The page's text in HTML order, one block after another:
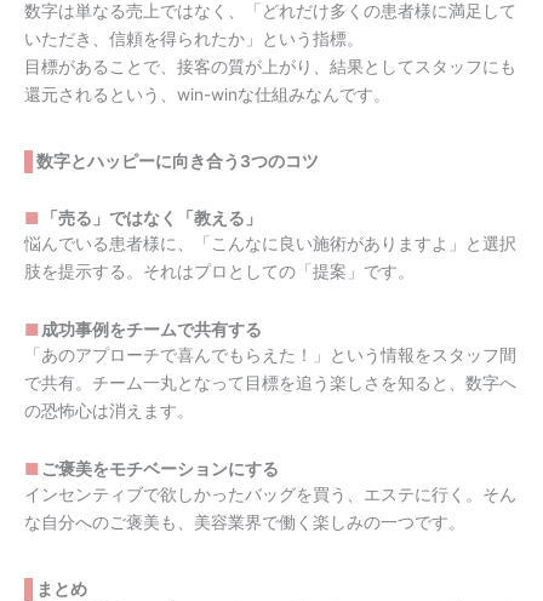
数字は単なる売上ではなく、「どれだけ多くの患者様に満足して
いただき、信頼を得られたか」という指標。
目標があることで、接客の質が上がり、結果としてスタッフにも
還元されるという、win-winな仕組みなんです。
数字とハッピーに向き合う3つのコツ
「売る」ではなく「教える」
悩んでいる患者様に、「こんなに良い施術がありますよ」と選択
肢を提示する。それはプロとしての「提案」です。
成功事例をチームで共有する
「あのアプローチで喜んでもらえた！」という情報をスタッフ間
で共有。チーム一丸となって目標を追う楽しさを知ると、数字へ
の恐怖心は消えます。
ご褒美をモチベーションにする
インセンティブで欲しかったバッグを買う、エステに行く。そん
な自分へのご褒美も、美容業界で働く楽しみの一つです。
まとめ